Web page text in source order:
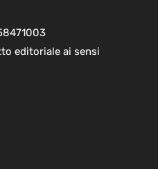
editoriale ai sensi